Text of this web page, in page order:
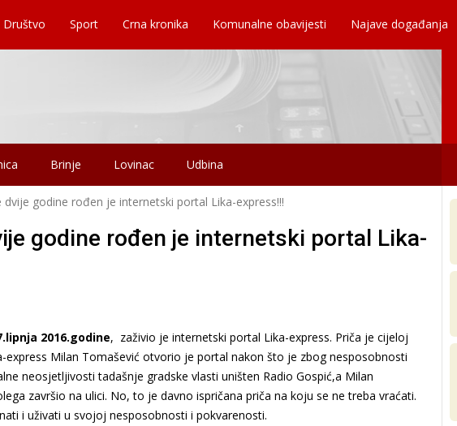
Društvo Sport Crna kronika Komunalne obavijesti Najave događanja
Brinje Lovinac Udbina
godine rođen je internetski portal Lika-express!!!
godine rođen je internetski portal Lika-
2016.godine, zaživio je internetski portal Lika-express. Priča je cijeloj
express Milan Tomašević otvorio je portal nakon što je zbog nesposobnosti
neosjetljivosti tadašnje gradske vlasti uništen Radio Gospić,a Milan
završio na ulici. No, to je davno ispričana priča na koju se ne treba vraćati.
i uživati u svojoj nesposobnosti i pokvarenosti.